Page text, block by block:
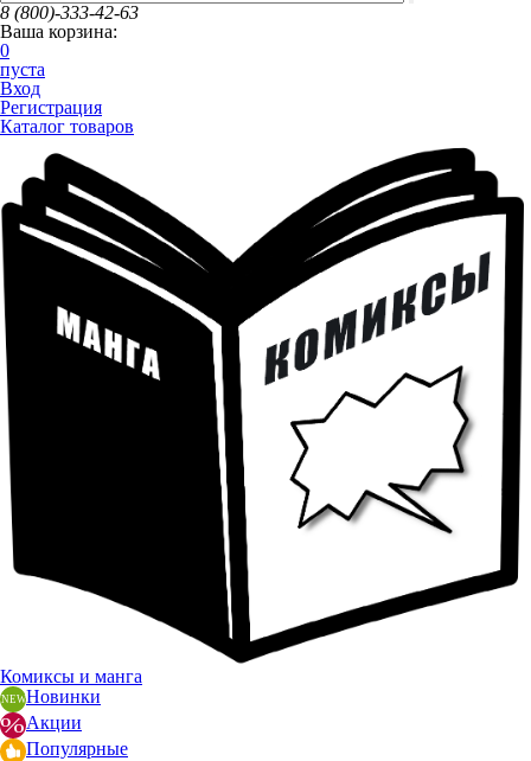
8 (800)-333-42-63
Ваша корзина:
0
пуста
Вход
Регистрация
Каталог товаров
Комиксы и манга
Новинки
Акции
Популярные